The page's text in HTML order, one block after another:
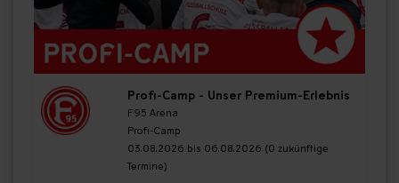
Profi-Camp - Unser Premium-Erlebnis
F95 Arena
Profi-Camp
03.08.2026 bis 06.08.2026 (0 zukünftige
Termine)